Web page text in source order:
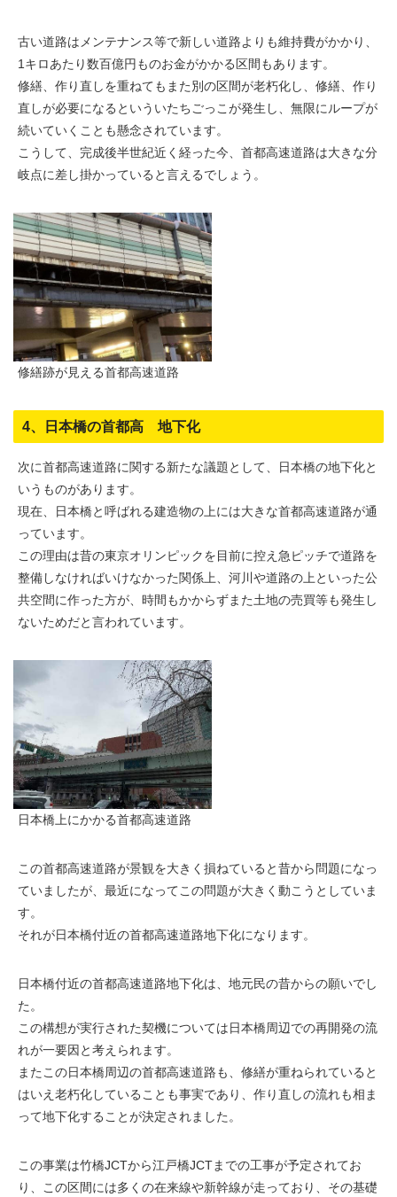
古い道路はメンテナンス等で新しい道路よりも維持費がかかり、
1キロあたり数百億円ものお金がかかる区間もあります。
修繕、作り直しを重ねてもまた別の区間が老朽化し、修繕、作り
直しが必要になるといういたちごっこが発生し、無限にループが
続いていくことも懸念されています。
こうして、完成後半世紀近く経った今、首都高速道路は大きな分
岐点に差し掛かっていると言えるでしょう。
修繕跡が見える首都高速道路
4、日本橋の首都高 地下化
次に首都高速道路に関する新たな議題として、日本橋の地下化と
いうものがあります。
現在、日本橋と呼ばれる建造物の上には大きな首都高速道路が通
っています。
この理由は昔の東京オリンピックを目前に控え急ピッチで道路を
整備しなければいけなかった関係上、河川や道路の上といった公
共空間に作った方が、時間もかからずまた土地の売買等も発生し
ないためだと言われています。
日本橋上にかかる首都高速道路
この首都高速道路が景観を大きく損ねていると昔から問題になっ
ていましたが、最近になってこの問題が大きく動こうとしていま
す。
それが日本橋付近の首都高速道路地下化になります。
日本橋付近の首都高速道路地下化は、地元民の昔からの願いでし
た。
この構想が実行された契機については日本橋周辺での再開発の流
れが一要因と考えられます。
またこの日本橋周辺の首都高速道路も、修繕が重ねられていると
はいえ老朽化していることも事実であり、作り直しの流れも相ま
って地下化することが決定されました。
この事業は竹橋JCTから江戸橋JCTまでの工事が予定されてお
り、この区間には多くの在来線や新幹線が走っており、その基礎